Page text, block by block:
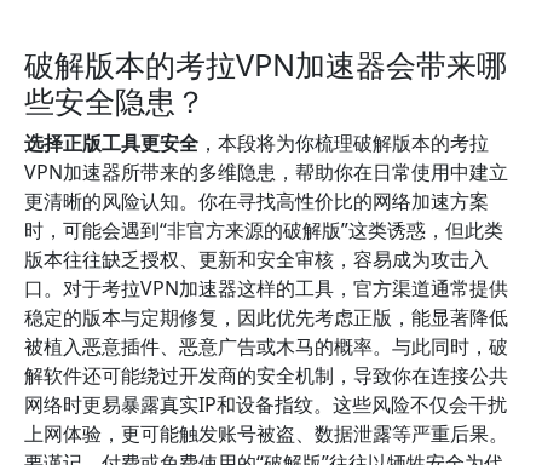
破解版本的考拉VPN加速器会带来哪
些安全隐患？
选择正版工具更安全 ，本段将为你梳理破解版本的考拉
VPN加速器所带来的多维隐患，帮助你在日常使用中建立
更清晰的风险认知。你在寻找高性价比的网络加速方案
时，可能会遇到“非官方来源的破解版”这类诱惑，但此类
版本往往缺乏授权、更新和安全审核，容易成为攻击入
口。对于考拉VPN加速器这样的工具，官方渠道通常提供
稳定的版本与定期修复，因此优先考虑正版，能显著降低
被植入恶意插件、恶意广告或木马的概率。与此同时，破
解软件还可能绕过开发商的安全机制，导致你在连接公共
网络时更易暴露真实IP和设备指纹。这些风险不仅会干扰
上网体验，更可能触发账号被盗、数据泄露等严重后果。